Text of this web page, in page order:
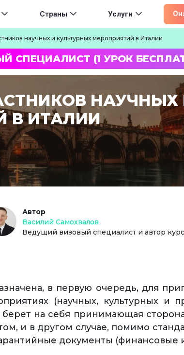
Страны Услуги
научных и культурных мероприятий в Италии
СПЕЦИАЛИСТ (1 УРОК
НАУЧНЫХ
В ИТАЛИИ
Автор
Василий Самохвалов
Ведущий визовый специалист и автор
в первую очередь, для
(научных, культурных и
берет на себя принимающая
и в другом случае, помимо
документы